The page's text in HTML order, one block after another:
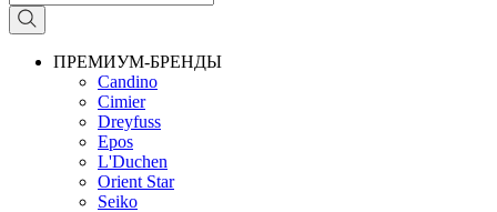
ПРЕМИУМ-БРЕНДЫ
Candino
Cimier
Dreyfuss
Epos
L'Duchen
Orient Star
Seiko